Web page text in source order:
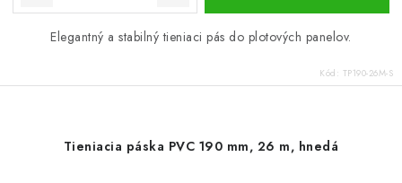
Elegantný a stabilný tieniaci pás do plotových panelov.
Kód: TP190-26M-S
Tieniacia páska PVC 190 mm, 26 m, hnedá